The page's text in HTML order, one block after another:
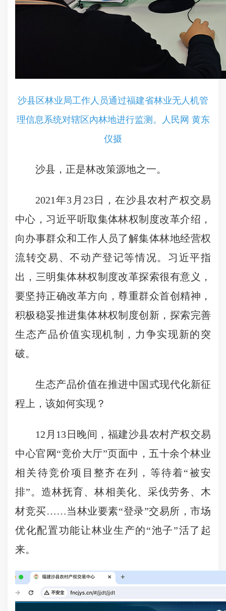
沙县区林业局工作人员通过福建省林业无人机管
理信息系统对辖区內林地进行监测。人民网 黄东
仪摄
沙县，正是林改策源地之一。
2021年3月23日，在沙县农村产权交易
中心，习近平听取集体林权制度改革介绍，
向办事群众和工作人员了解集体林地经营权
流转交易、不动产登记等情况。习近平指
出，三明集体林权制度改革探索很有意义，
要坚持正确改革方向，尊重群众首创精神，
积极稳妥推进集体林权制度创新，探索完善
生态产品价值实现机制，力争实现新的突
破。
生态产品价值在推进中国式现代化新征
程上，该如何实现？
12月13日晚间，福建沙县农村产权交易
中心官网“竞价大厅”页面中，五十余个林业
相关待竞价项目整齐在列，等待着“被安
排”。造林抚育、林相美化、采伐劳务、木
材竞买……当林业要素“登录”交易所，市场
优化配置功能让林业生产的“池子”活了起
来。